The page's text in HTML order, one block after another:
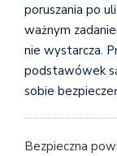
poruszania po
ważnym
nie wystarcza.
podstawówek
sobie
Bezpieczna